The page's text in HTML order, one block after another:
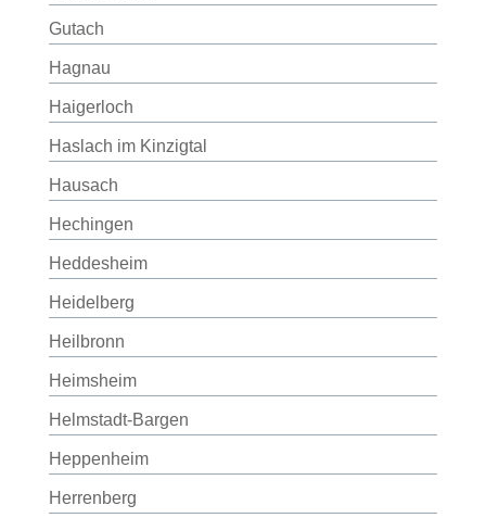
Gutach
Hagnau
Haigerloch
Haslach im Kinzigtal
Hausach
Hechingen
Heddesheim
Heidelberg
Heilbronn
Heimsheim
Helmstadt-Bargen
Heppenheim
Herrenberg